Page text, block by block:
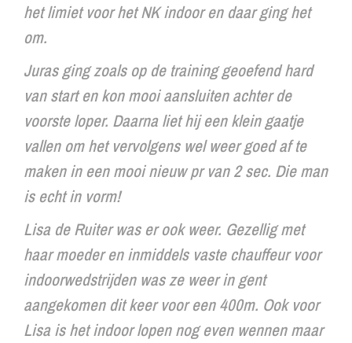
het limiet voor het NK indoor en daar ging het
om.
Juras ging zoals op de training geoefend hard
van start en kon mooi aansluiten achter de
voorste loper. Daarna liet hij een klein gaatje
vallen om het vervolgens wel weer goed af te
maken in een mooi nieuw pr van 2 sec. Die man
is echt in vorm!
Lisa de Ruiter was er ook weer. Gezellig met
haar moeder en inmiddels vaste chauffeur voor
indoorwedstrijden was ze weer in gent
aangekomen dit keer voor een 400m. Ook voor
Lisa is het indoor lopen nog even wennen maar